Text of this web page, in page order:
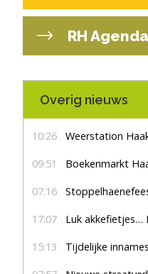
RH Agenda
Overig nieuws
10:26 Weerstation
09:51 Boekenmarkt Haaksbergen
07:16
17:07 Luk akkefietjes…
15:13 Tijdelijke